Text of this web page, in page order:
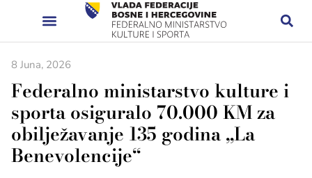
8 Juna, 2026
Federalno ministarstvo kulture i
sporta osiguralo 70.000 KM za
obilježavanje 135 godina „La
Benevolencije“